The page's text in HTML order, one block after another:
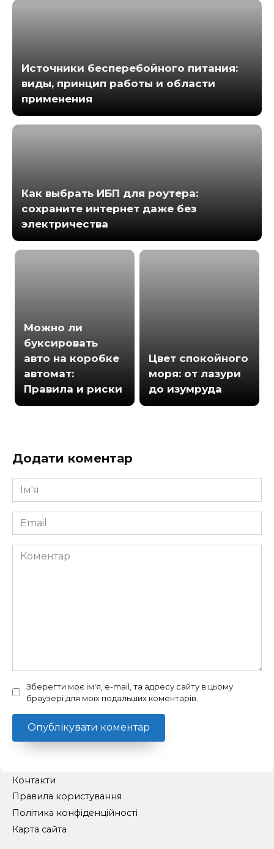
Источники бесперебойного питания:
виды, принцип работы и области
применения
Как выбрать ИБП для роутера:
сохраните интернет даже без
электричества
Можно ли
буксировать
авто на коробке
автомат:
Правила и риски
Цвет спокойного
моря: от лазури
до изумруда
Додати коментар
Ім'я
*
Email
*
Коментар
Зберегти моє ім'я, e-mail, та адресу сайту в цьому
браузері для моїх подальших коментарів.
Контакти
Правила користування
Політика конфіденційності
Карта сайта